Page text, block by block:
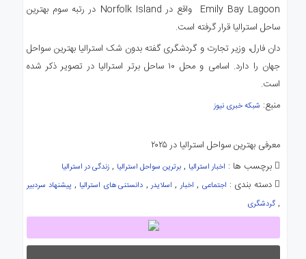
Emily Bay Lagoon واقع در Norfolk Island در رتبه سوم بهترین
ساحل استرالیا قرار گرفته است.
دان فارل، وزیر تجارت و گردشگری گفته بدون شک استرالیا بهترین سواحل
جهان را دارد. اسامی و محل ۱۰ ساحل برتر استرالیا در تصویر ذکر شده
است.
منبع: شبکه خبری نیوز
معرفی بهترین سواحل استرالیا در ۲۰۲۵
برچسب ها : اخبار استرالیا , برترین سواحل استرالیا , زندگی در استرالیا
دسته بندی : اجتماعی , اخبار, اسلایدر, دانستنی های استرالیا , پیشنهاد سردبیر
, گردشگری